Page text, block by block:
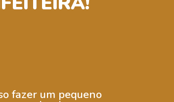
fazer um pequeno